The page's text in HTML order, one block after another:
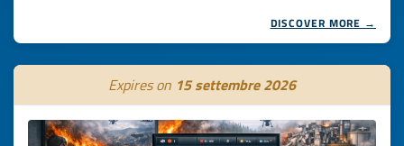
DISCOVER MORE →
Expires on 15 settembre 2026